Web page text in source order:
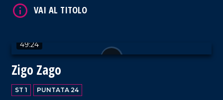
49:24
Zigo Zago
ST 1 PUNTATA 24